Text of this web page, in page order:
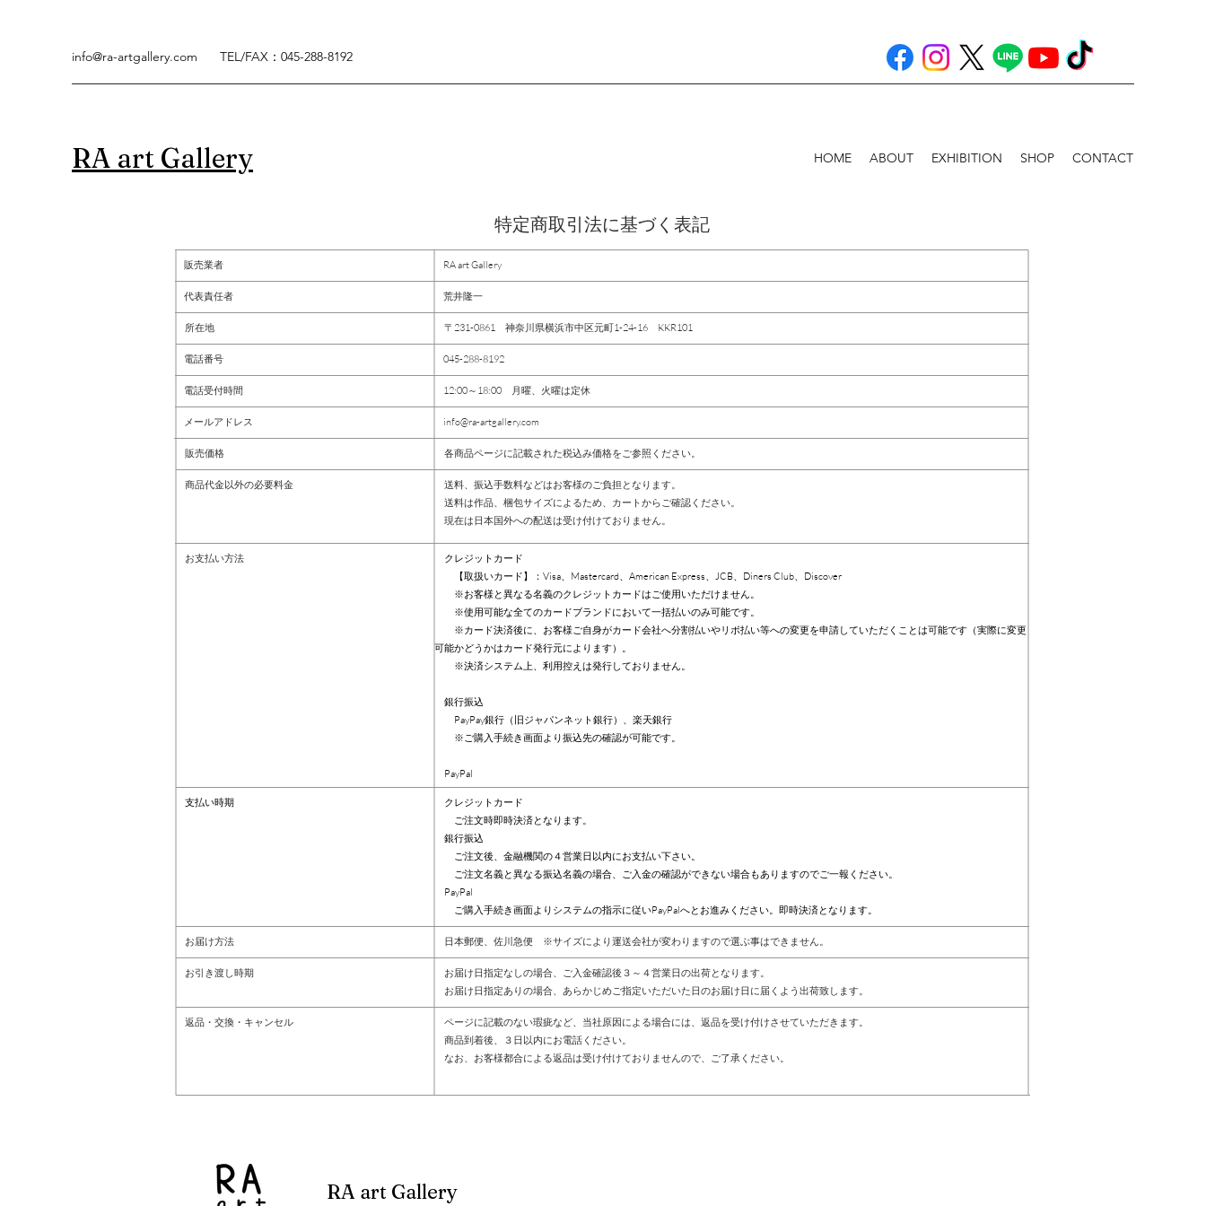
info@ra-artgallery.com TEL/FAX：045-288-8192
RA art Gallery HOME ABOUT EXHIBITION SHOP CONTACT
特定商取引法に基づく表記
販売業者 RA art Gallery
代表責任者 荒井隆一
所在地 〒231-0861 神奈川県横浜市中区元町1-24-16 KKR101
電話番号 045-288-8192
電話受付時間 12:00～18:00 月曜、火曜は定休
メールアドレス info@ra-artgallery.com
販売価格 各商品ページに記載された税込み価格をご参照ください。
商品代金以外の必要料金
送料、振込手数料などはお客様のご負担となります。
​ 送料は作品、梱包サイズによるため、カートからご確認ください。
​ 現在は日本国外への配送は受け付けておりません。
お支払い方法
クレジットカード
【取扱いカード】：Visa、Mastercard、American Express、JCB、Diners Club、Discover
※お客様と異なる名義のクレジットカードはご使用いただけません。
※使用可能な全てのカードブランドにおいて一括払いのみ可能です。
※カード決済後に、お客様ご自身がカード会社へ分割払いやリボ払い等への変更を申請していただくことは可能です（実際に変更
可能かどうかはカード発行元によります）。
※決済システム上、利用控えは発行しておりません。
銀行振込
PayPay銀行（旧ジャパンネット銀行）、楽天銀行
※ご購入手続き画面より振込先の確認が可能です。
PayPal​
支払い時期
クレジットカード
ご注文時即時決済となります。
銀行振込
ご注文後、金融機関の４営業日以内にお支払い下さい。
ご注文名義と異なる振込名義の場合、ご入金の確認ができない場合もありますのでご一報ください。
PayPal
​ ご購入手続き画面よりシステムの指示に従いPayPalへとお進みください。即時決済となります。
お届け方法 日本郵便、佐川急便 ※サイズにより運送会社が変わりますので選ぶ事はできません。
お引き渡し時期
お届け日指定なしの場合、ご入金確認後３～４営業日の出荷となります。
お届け日指定ありの場合、あらかじめご指定いただいた日のお届け日に届くよう出荷致します。
返品・交換・キャンセル
ページに記載のない瑕疵など、当社原因による場合には、返品を受け付けさせていただきます。
商品到着後、３日以内にお電話ください。
なお、お客様都合による返品は受け付けておりませんので、ご了承ください。
RA art Gallery